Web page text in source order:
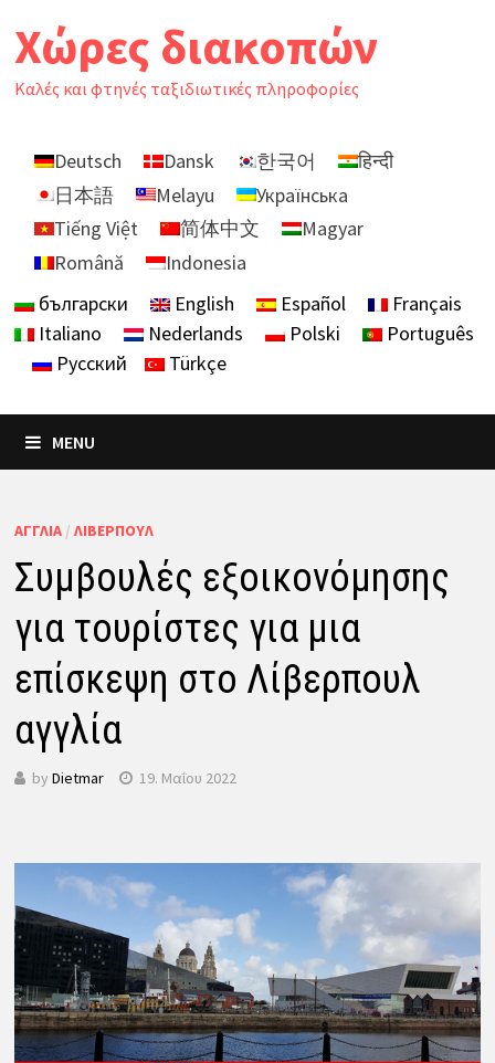
toΧώρες διακοπών
Καλές και φτηνές ταξιδιωτικές πληροφορίες
Deutsch Dansk 한국어
हिन्दी
日本語
Melayu
Українська
Tiếng Việt
简体中文
Magyar
Română
Indonesia
български
English Español
Français
Italiano
Nederlands Polski
Português
Русский
Türkçe
MENU
ΑΓΓΛΊΑ/ ΛΊΒΕΡΠΟΥΛ
Συμβουλές εξοικονόμησης
για τουρίστες για μια
επίσκεψη στο Λίβερπουλ
αγγλία
by Dietmar 19. Μαΐου 2022